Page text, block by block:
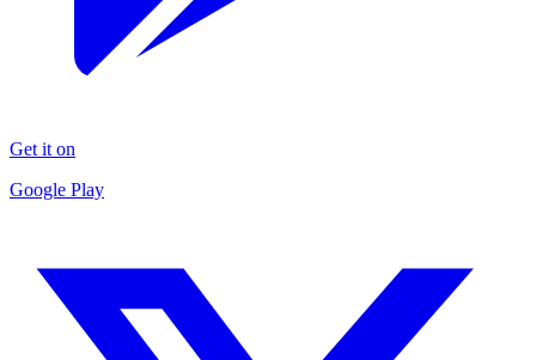
Get it on
Google Play